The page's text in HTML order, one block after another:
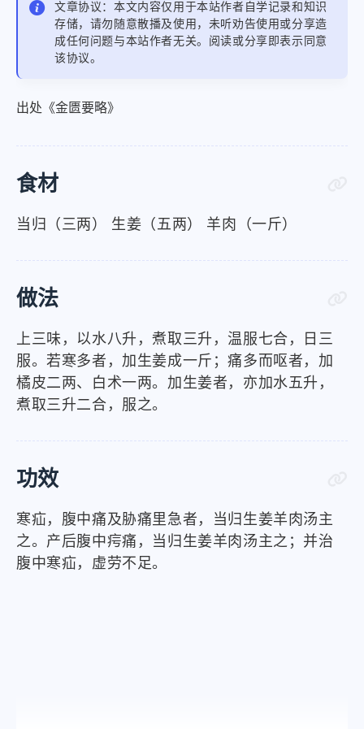
文章协议：本文内容仅用于本站作者自学记录和知识
存储，请勿随意散播及使用，未听劝告使用或分享造
成任何问题与本站作者无关。阅读或分享即表示同意
该协议。
出处《金匮要略》
食材
当归（三两） 生姜（五两） 羊肉（一斤）
做法
上三味，以水八升，煮取三升，温服七合，日三
服。若寒多者，加生姜成一斤；痛多而呕者，加
橘皮二两、白术一两。加生姜者，亦加水五升，
煮取三升二合，服之。
功效
寒疝，腹中痛及胁痛里急者，当归生姜羊肉汤主
之。产后腹中疞痛，当归生姜羊肉汤主之；并治
腹中寒疝，虚劳不足。